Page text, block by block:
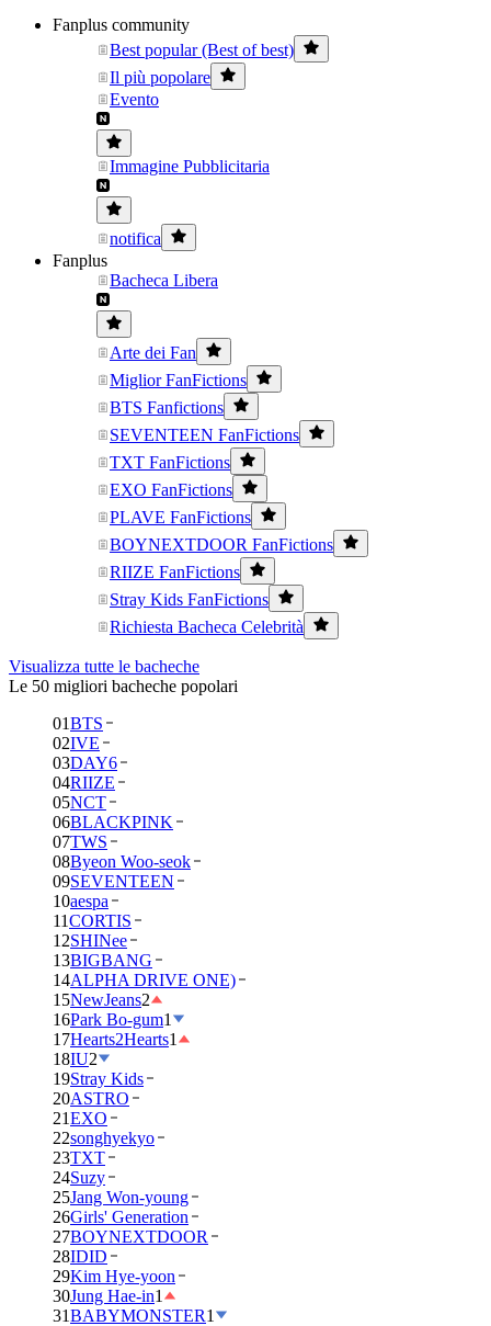
Fanplus community
Best popular (Best of best)
Il più popolare
Evento
Immagine Pubblicitaria
notifica
Fanplus
Bacheca Libera
Arte dei Fan
Miglior FanFictions
BTS Fanfictions
SEVENTEEN FanFictions
TXT FanFictions
EXO FanFictions
PLAVE FanFictions
BOYNEXTDOOR FanFictions
RIIZE FanFictions
Stray Kids FanFictions
Richiesta Bacheca Celebrità
Visualizza tutte le bacheche
Le 50 migliori bacheche popolari
01BTS
02IVE
03DAY6
04RIIZE
05NCT
06BLACKPINK
07TWS
08Byeon Woo-seok
09SEVENTEEN
10aespa
11CORTIS
12SHINee
13BIGBANG
14ALPHA DRIVE ONE)
15NewJeans2
16Park Bo-gum1
17Hearts2Hearts1
18IU2
19Stray Kids
20ASTRO
21EXO
22songhyekyo
23TXT
24Suzy
25Jang Won-young
26Girls' Generation
27BOYNEXTDOOR
28IDID
29Kim Hye-yoon
30Jung Hae-in1
31BABYMONSTER1